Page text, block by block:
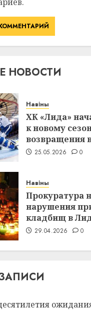
НОВОСТИ
Навіны
ХК «Лида»
к новому
возвращения
25.05.2026 0
Навіны
Прокуратура
нарушения
кладбищ в
29.04.2026 0